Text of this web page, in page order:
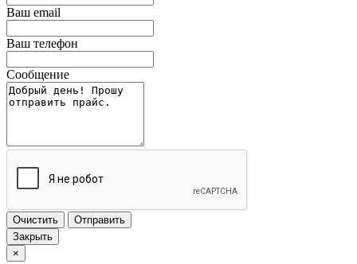
Ваш email
Ваш телефон
Сообщение
Очистить
Отправить
Закрыть
×